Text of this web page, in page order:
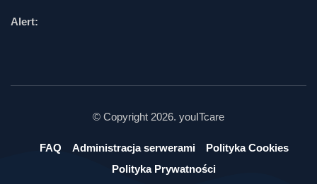
Alert:
© Copyright 2026. youITcare
FAQ Administracja serwerami
Polityka Cookies
Polityka Prywatności